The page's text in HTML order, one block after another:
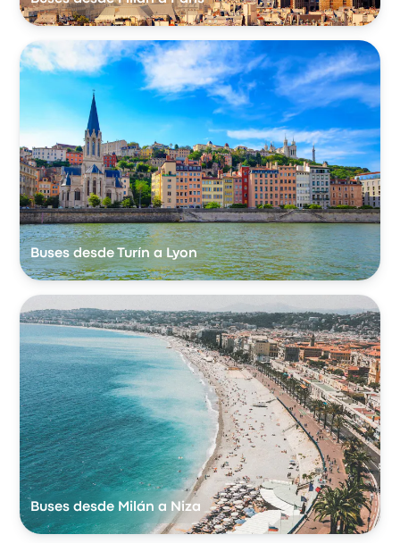
Buses desde Turín a Lyon
Buses desde Milán a Niza